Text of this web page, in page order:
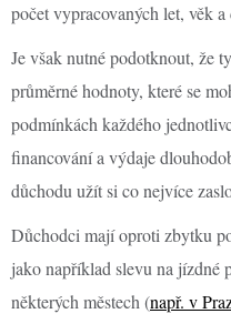
počet vypracovaných let, věk a
Je však nutné podotknout, že
průměrné hodnoty, které se
podmínkách každého
financování a výdaje
důchodu užít si co nejvíce
Důchodci mají oproti zbytku
jako například slevu na jízdné
některých městech (např. v